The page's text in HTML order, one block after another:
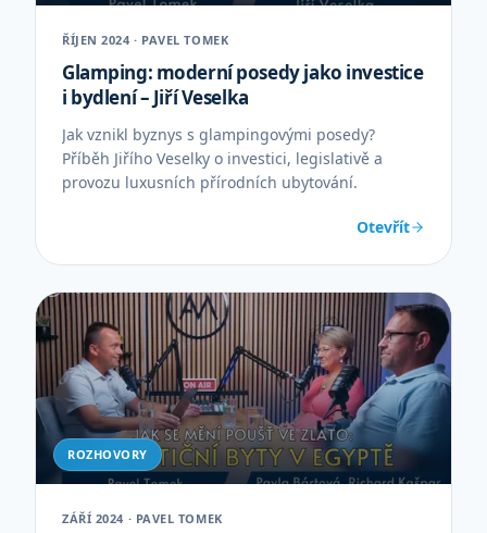
ŘÍJEN 2024 · PAVEL TOMEK
Glamping: moderní posedy jako investice
i bydlení – Jiří Veselka
Jak vznikl byznys s glampingovými posedy?
Příběh Jiřího Veselky o investici, legislativě a
provozu luxusních přírodních ubytování.
Otevřít
ROZHOVORY
ZÁŘÍ 2024 · PAVEL TOMEK